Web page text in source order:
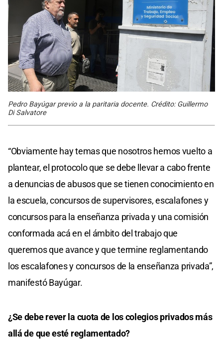
Pedro Bayúgar previo a la paritaria docente. Crédito: Guillermo
Di Salvatore
“Obviamente hay temas que nosotros hemos vuelto a
plantear, el protocolo que se debe llevar a cabo frente
a denuncias de abusos que se tienen conocimiento en
la escuela, concursos de supervisores, escalafones y
concursos para la enseñanza privada y una comisión
conformada acá en el ámbito del trabajo que
queremos que avance y que termine reglamentando
los escalafones y concursos de la enseñanza privada”,
manifestó Bayúgar.
¿Se debe rever la cuota de los colegios privados más
allá de que esté reglamentado?